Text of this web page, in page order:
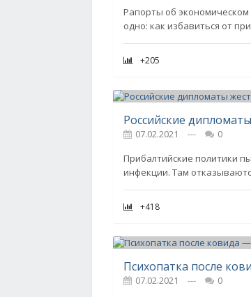
Рапорты об экономическом
одно: как избавиться от
+205
Российские
07.02.2021 ---
0
Прибалтийские политики
инфекции. Там
+418
Психопатка после
07.02.2021 ---
0